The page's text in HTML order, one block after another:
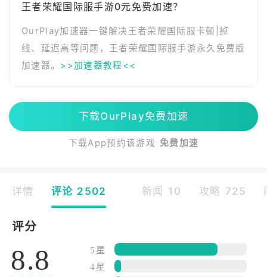
王者荣耀国际服手游0元免费加速？
OurPlay加速器一键解决王者荣耀国际服卡顿|掉
线、延迟高等问题，王者荣耀国际服手游永久免费版
加速器。 >>加速器教程<<
下载OurPlay免费加速
下载App预约该游戏 免费加速
详情 评论 2502 新闻 10 攻略 725
评分
8.8
5星
4星